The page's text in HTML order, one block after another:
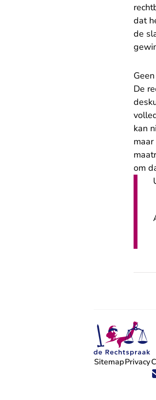
dat
de
De
kan
om
Volg ons op X
Volg ons op
Volg ons
Volg
SitemapPrivacy